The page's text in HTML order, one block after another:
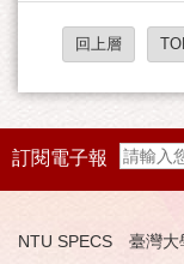
回上層
訂閱電子報
NTU SPECS 臺灣大